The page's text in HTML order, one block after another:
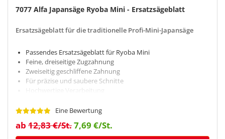
7077 Alfa Japansäge Ryoba Mini - Ersatzsägeblatt
Ersatzsägeblatt für die traditionelle Profi-Mini-Japansäge
Passendes Ersatzsägeblatt für Ryoba Mini
Feine, dreiseitige Zugzahnung
Zweiseitig geschliffene Zahnung
Für präzise und saubere Schnitte
Hochwertige Verarbeitung
Eine Bewertung
ab 12,83 €/St.7,69 €/St.